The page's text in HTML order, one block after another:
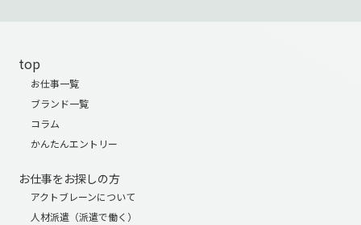
top
お仕事一覧
ブランド一覧
コラム
かんたんエントリー
お仕事をお探しの方
アクトブレーンについて
人材派遣（派遣で働く）